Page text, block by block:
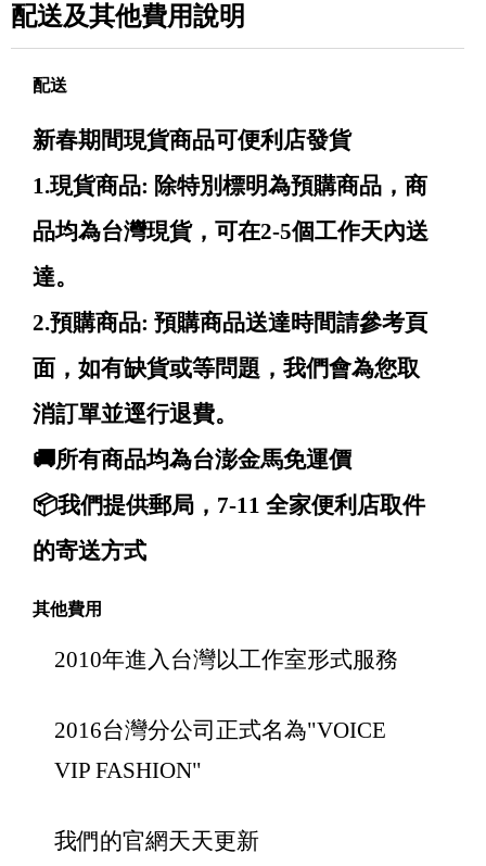
配送及其他費用說明
配送
新春期間現貨商品可便利店發貨
1.現貨商品: 除特別標明為預購商品，商
品均為台灣現貨，可在2-5個工作天內送
達。
2.預購商品: 預購商品送達時間請參考頁
面，如有缺貨或等問題，我們會為您取
消訂單並逕行退費。
🚚所有商品均為台澎金馬免運價
📦我們提供郵局，7-11 全家便利店取件
的寄送方式
其他費用
2010年進入台灣以工作室形式服務
2016台灣分公司正式名為"VOICE
VIP FASHION"
我們的官網天天更新